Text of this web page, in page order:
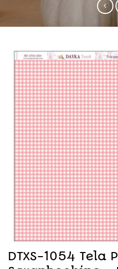
DTXS-1054 Tela